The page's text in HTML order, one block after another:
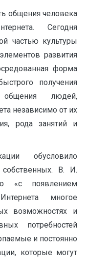
общения человека
Сегодня
частью культуры
развития
форма
получения
общения людей,
независимо от их
рода занятий и
обусловило
В. И.
«с появлением
многое
возможностях и
потребностей
и постоянно
которые могут